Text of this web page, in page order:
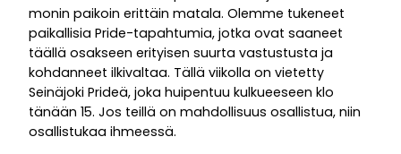
monin paikoin erittäin matala. Olemme tukeneet
paikallisia Pride-tapahtumia, jotka ovat saaneet
täällä osakseen erityisen suurta vastustusta ja
kohdanneet ilkivaltaa. Tällä viikolla on vietetty
Seinäjoki Prideä, joka huipentuu kulkueeseen klo
tänään 15. Jos teillä on mahdollisuus osallistua, niin
osallistukaa ihmeessä.